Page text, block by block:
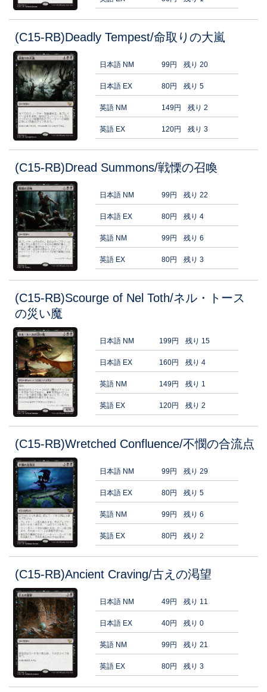
(C15-RB)Deadly Tempest/命取りの大嵐
日本語 NM 99円 残り 20
日本語 EX 80円 残り 5
英語 NM 149円 残り 2
英語 EX 120円 残り 3
(C15-RB)Dread Summons/戦慄の召喚
日本語 NM 99円 残り 22
日本語 EX 80円 残り 4
英語 NM 99円 残り 6
英語 EX 80円 残り 3
(C15-RB)Scourge of Nel Toth/ネル・トース
の災い魔
日本語 NM 199円 残り 15
日本語 EX 160円 残り 4
英語 NM 149円 残り 1
英語 EX 120円 残り 2
(C15-RB)Wretched Confluence/不憫の合流点
日本語 NM 99円 残り 29
日本語 EX 80円 残り 5
英語 NM 99円 残り 6
英語 EX 80円 残り 2
(C15-RB)Ancient Craving/古えの渇望
日本語 NM 49円 残り 11
日本語 EX 40円 残り 0
英語 NM 99円 残り 21
英語 EX 80円 残り 3